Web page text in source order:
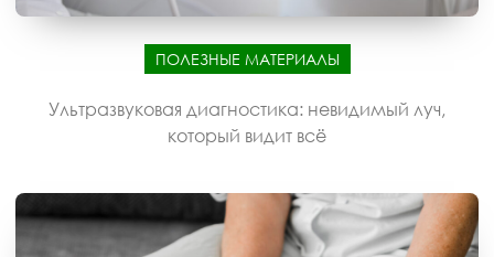
ПОЛЕЗНЫЕ МАТЕРИАЛЫ
Ультразвуковая диагностика: невидимый луч,
который видит всё